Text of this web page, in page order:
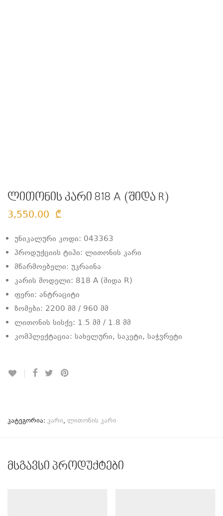
ლითონის კარი 818 A (შიდა R)
3,550.00 ₾
უნიკალური კოდი: 043363
პროდუქციის ტიპი: ლითონის კარი
მწარმოებელი: უკრაინა
კარის მოდელი: 818 A (შიდა R)
ფერი: ანტრაციტი
ზომები: 2200 მმ / 960 მმ
ლითონის სისქე: 1.5 მმ / 1.8 მმ
კომპლექტაცია: სახელური, საკეტი, საჭვრეტი
კატეგორია: კარი, ლითონის კარი
მსგავსი პროდუქტები